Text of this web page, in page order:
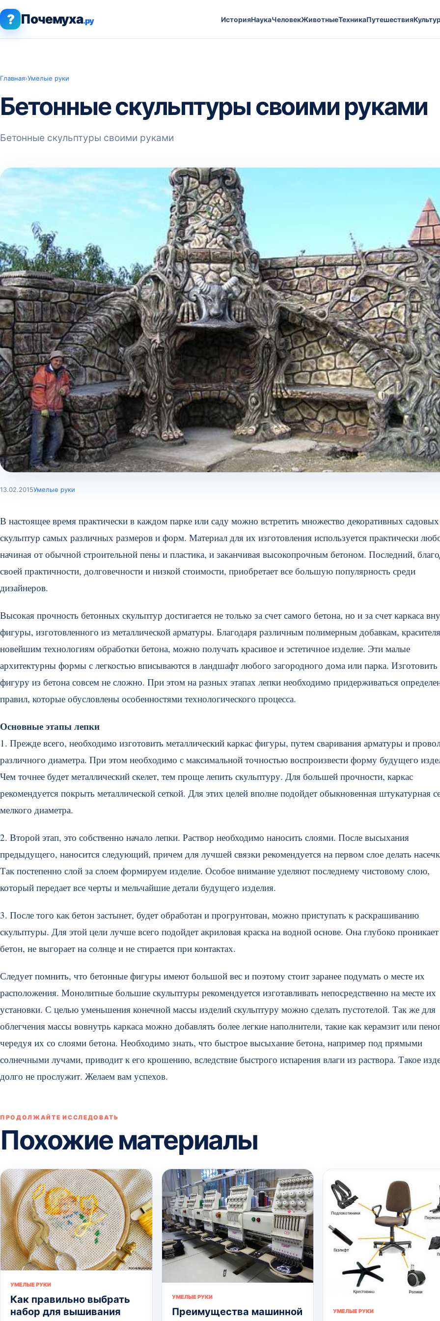
? Почемуха.ру ИсторияНаукаЧеловекЖивотныеТехникаПутешествия
Главная›Умелые руки
Бетонные скульптуры своими руками
Бетонные скульптуры своими руками
13.02.2015Умелые руки
В настоящее время практически в каждом парке или саду можно встретить множество декоративных садовых
скульптур самых различных размеров и форм. Материал для их изготовления используется практически
начиная от обычной строительной пены и пластика, и заканчивая высокопрочным бетоном. Последний,
своей практичности, долговечности и низкой стоимости, приобретает все большую популярность среди
дизайнеров.
Высокая прочность бетонных скульптур достигается не только за счет самого бетона, но и за счет каркаса
фигуры, изготовленного из металлической арматуры. Благодаря различным полимерным добавкам,
новейшим технологиям обработки бетона, можно получать красивое и эстетичное изделие. Эти малые
архитектурны формы с легкостью вписываются в ландшафт любого загородного дома или парка. Изготовить
фигуру из бетона совсем не сложно. При этом на разных этапах лепки необходимо придерживаться
правил, которые обусловлены особенностями технологического процесса.
Основные этапы лепки
1. Прежде всего, необходимо изготовить металлический каркас фигуры, путем сваривания арматуры и
различного диаметра. При этом необходимо с максимальной точностью воспроизвести форму будущего
Чем точнее будет металлический скелет, тем проще лепить скульптуру. Для большей прочности, каркас
рекомендуется покрыть металлической сеткой. Для этих целей вполне подойдет обыкновенная штукатурная
мелкого диаметра.
2. Второй этап, это собственно начало лепки. Раствор необходимо наносить слоями. После высыхания
предыдущего, наносится следующий, причем для лучшей связки рекомендуется на первом слое делать
Так постепенно слой за слоем формируем изделие. Особое внимание уделяют последнему чистовому слою,
который передает все черты и мельчайшие детали будущего изделия.
3. После того как бетон застынет, будет обработан и прогрунтован, можно приступать к раскрашиванию
скульптуры. Для этой цели лучше всего подойдет акриловая краска на водной основе. Она глубоко
бетон, не выгорает на солнце и не стирается при контактах.
Следует помнить, что бетонные фигуры имеют большой вес и поэтому стоит заранее подумать о месте их
расположения. Монолитные большие скульптуры рекомендуется изготавливать непосредственно на месте их
установки. С целью уменьшения конечной массы изделий скульптуру можно сделать пустотелой. Так же для
облегчения массы вовнутрь каркаса можно добавлять более легкие наполнители, такие как керамзит или
чередуя их со слоями бетона. Необходимо знать, что быстрое высыхание бетона, например под прямыми
солнечными лучами, приводит к его крошению, вследствие быстрого испарения влаги из раствора. Такое
долго не прослужит. Желаем вам успехов.
ПРОДОЛЖАЙТЕ ИССЛЕДОВАТЬ
Похожие материалы
УМЕЛЫЕ РУКИ
Как правильно выбрать
набор для вышивания
УМЕЛЫЕ РУКИ
Преимущества машинной
УМЕЛЫЕ РУКИ